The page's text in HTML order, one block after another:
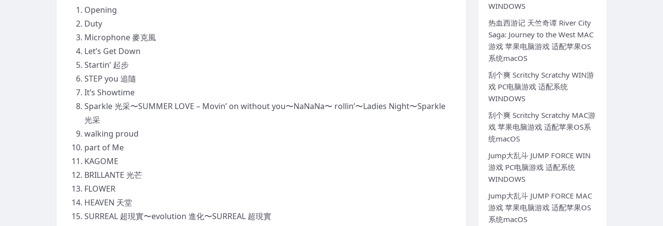
Opening
Duty
Microphone 麥克風
Let’s Get Down
Startin’ 起步
STEP you 追隨
It’s Showtime
Sparkle 光采〜SUMMER LOVE – Movin’ on without you〜NaNaNa〜 rollin’〜Ladies Night〜Sparkle
光采
walking proud
part of Me
KAGOME
BRILLANTE 光芒
FLOWER
HEAVEN 天堂
SURREAL 超現實〜evolution 進化〜SURREAL 超現實
WINDOWS
热血西游记 天竺奇谭 River City
Saga: Journey to the West MAC
游戏 苹果电脑游戏 适配苹果OS
系统macOS
刮个爽 Scritchy Scratchy WIN游
戏 PC电脑游戏 适配系统
WINDOWS
刮个爽 Scritchy Scratchy MAC游
戏 苹果电脑游戏 适配苹果OS系
统macOS
Jump大乱斗 JUMP FORCE WIN
游戏 PC电脑游戏 适配系统
WINDOWS
Jump大乱斗 JUMP FORCE MAC
游戏 苹果电脑游戏 适配苹果OS
系统macOS